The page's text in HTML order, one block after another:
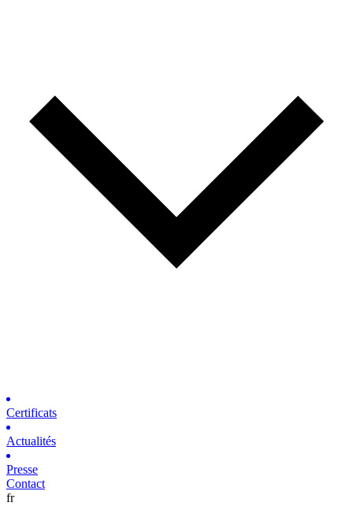
Certificats
Actualités
Presse
Contact
fr